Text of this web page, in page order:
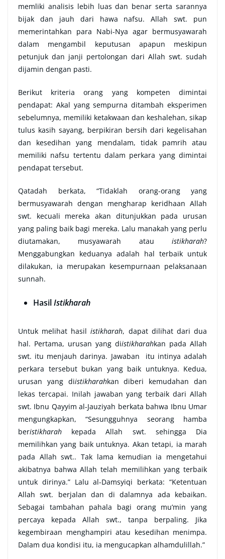
memliki analisis lebih luas dan benar serta sarannya
bijak dan jauh dari hawa nafsu. Allah swt. pun
memerintahkan para Nabi-Nya agar bermusyawarah
dalam mengambil keputusan apapun meskipun
petunjuk dan janji pertolongan dari Allah swt. sudah
dijamin dengan pasti.
Berikut kriteria orang yang kompeten dimintai
pendapat: Akal yang sempurna ditambah eksperimen
sebelumnya, memiliki ketakwaan dan keshalehan, sikap
tulus kasih sayang, berpikiran bersih dari kegelisahan
dan kesedihan yang mendalam, tidak pamrih atau
memiliki nafsu tertentu dalam perkara yang dimintai
pendapat tersebut.
Qatadah berkata, “Tidaklah orang-orang yang
bermusyawarah dengan mengharap keridhaan Allah
swt. kecuali mereka akan ditunjukkan pada urusan
yang paling baik bagi mereka. Lalu manakah yang perlu
diutamakan, musyawarah atau istikharah?
Menggabungkan keduanya adalah hal terbaik untuk
dilakukan, ia merupakan kesempurnaan pelaksanaan
sunnah.
HasilIstikharah
Untuk melihat hasilistikharah, dapat dilihat dari dua
hal. Pertama, urusan yang diistikharahkan pada Allah
swt. itu menjauh darinya. Jawaban itu intinya adalah
perkara tersebut bukan yang baik untuknya. Kedua,
urusan yang diistikharahkan diberi kemudahan dan
lekas tercapai. Inilah jawaban yang terbaik dari Allah
swt. Ibnu Qayyim al-Jauziyah berkata bahwa Ibnu Umar
mengungkapkan, “Sesungguhnya seorang hamba
beristikharah kepada Allah swt. sehingga Dia
memilihkan yang baik untuknya. Akan tetapi, ia marah
pada Allah swt.. Tak lama kemudian ia mengetahui
akibatnya bahwa Allah telah memilihkan yang terbaik
untuk dirinya.” Lalu al-Damsyiqi berkata: “Ketentuan
Allah swt. berjalan dan di dalamnya ada kebaikan.
Sebagai tambahan pahala bagi orang mu’min yang
percaya kepada Allah swt., tanpa berpaling. Jika
kegembiraan menghampiri atau kesedihan menimpa.
Dalam dua kondisi itu, ia mengucapkan alhamdulillah.”